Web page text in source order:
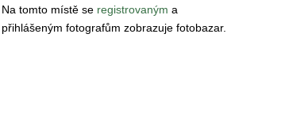
Na tomto místě se registrovaným a
přihlášeným fotografům zobrazuje fotobazar.